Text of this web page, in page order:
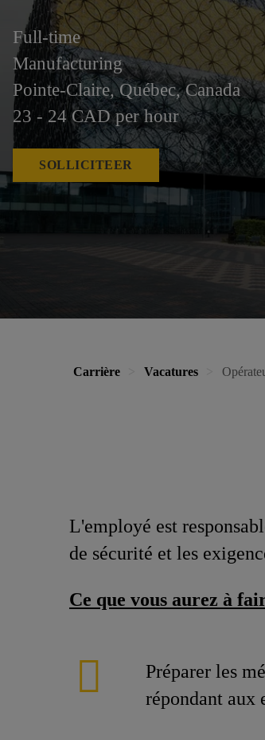
Full-time
Manufacturing
Pointe-Claire, Québec, Canada
23 - 24 CAD per hour
SOLLICITEER
Carrière Vacatures
L'employé est
de sécurité et les
Ce que vous aurez à
Préparer les
répondant aux